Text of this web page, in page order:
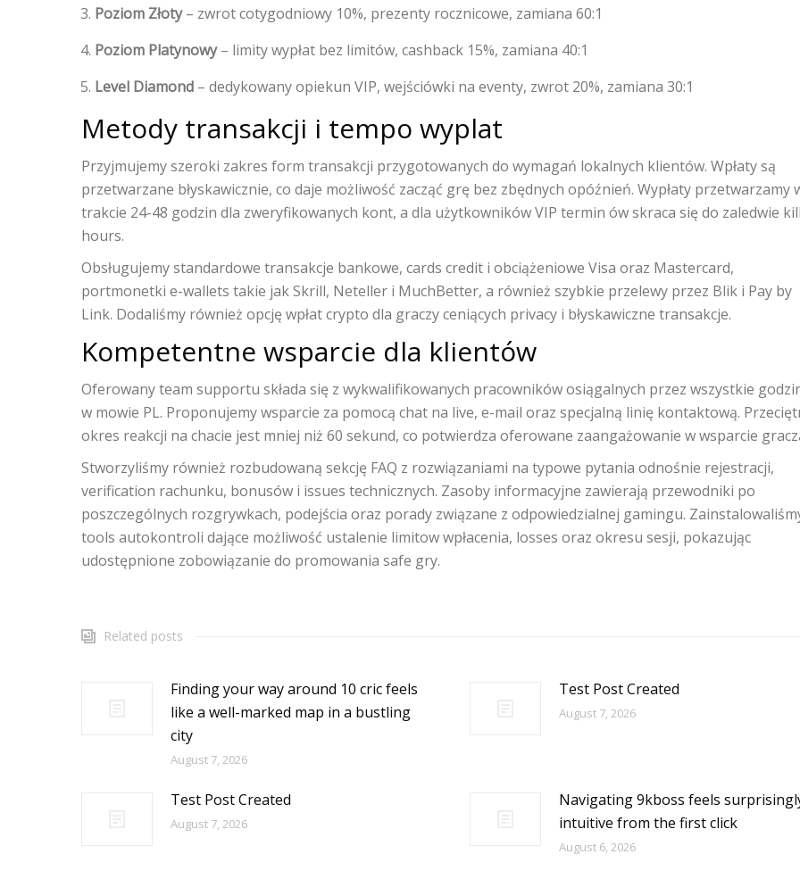
Poziom Złoty– zwrot cotygodniowy 10%, prezenty rocznicowe, zamiana 60:1
Poziom Platynowy– limity wypłat bez limitów, cashback 15%, zamiana 40:1
Level Diamond – dedykowany opiekun VIP, wejściówki na eventy, zwrot 20%, zamiana 30:1
Metody transakcji i tempo wyplat
Przyjmujemy szeroki zakres form transakcji przygotowanych do wymagań lokalnych klientów. Wpłaty są
przetwarzane błyskawicznie, co daje możliwość zacząć grę bez zbędnych opóźnień. Wypłaty przetwarzamy
trakcie 24-48 godzin dla zweryfikowanych kont, a dla użytkowników VIP termin ów skraca się do zaledwie
hours.
Obsługujemy standardowe transakcje bankowe, cards credit i obciążeniowe Visa oraz Mastercard,
portmonetki e-wallets takie jak Skrill, Neteller i MuchBetter, a również szybkie przelewy przez Blik i Pay by
Link. Dodaliśmy również opcję wpłat crypto dla graczy ceniących privacy i błyskawiczne transakcje.
Kompetentne wsparcie dla klientów
Oferowany team supportu składa się z wykwalifikowanych pracowników osiągalnych przez wszystkie
w mowie PL. Proponujemy wsparcie za pomocą chat na live, e-mail oraz specjalną linię kontaktową.
okres reakcji na chacie jest mniej niż 60 sekund, co potwierdza oferowane zaangażowanie w wsparcie
Stworzyliśmy również rozbudowaną sekcję FAQ z rozwiązaniami na typowe pytania odnośnie rejestracji,
verification rachunku, bonusów i issues technicznych. Zasoby informacyjne zawierają przewodniki po
poszczególnych rozgrywkach, podejścia oraz porady związane z odpowiedzialnej gamingu.
tools autokontroli dające możliwość ustalenie limitow wpłacenia, losses oraz okresu sesji, pokazując
udostępnione zobowiązanie do promowania safe gry.
Related posts
Finding your way around 10 cric feels
like a well-marked map in a bustling
city
August 7, 2026
Test Post Created
August 7, 2026
Test Post Created
August 7, 2026
Navigating 9kboss feels
intuitive from the first click
August 6, 2026